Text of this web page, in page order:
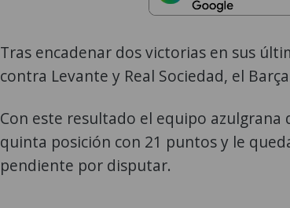
Tras encadenar dos victorias en sus
contra Levante y Real Sociedad, el
Con este resultado el equipo azulgrana
quinta posición con 21 puntos y le
pendiente por disputar.